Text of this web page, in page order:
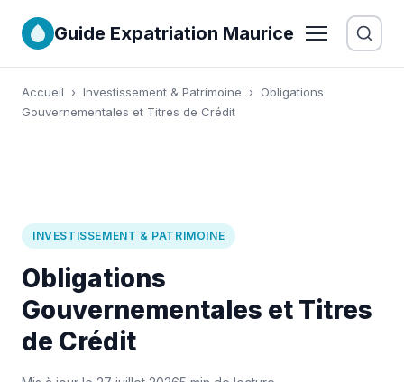
Guide Expatriation Maurice
Accueil › Investissement & Patrimoine ›
Obligations
Gouvernementales et Titres de Crédit
INVESTISSEMENT & PATRIMOINE
Obligations
Gouvernementales et Titres
de Crédit